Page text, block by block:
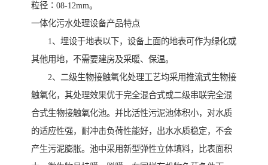
粒径∶08-12mm。
一体化污水处理设备产品特点
1、埋设于地表以下，设备上面的地表可作为绿化或
其他用地，不需要建房及采暖、保温。
2、二级生物接触氧化处理工艺均采用推流式生物接
触氧化，其处理效果优于完全混合式或二级串联完全混
合式生物接触氧化池。并比活性污泥池体积小，对水质
的适应性强，耐冲击负荷性能好，出水水质稳定，不会
产生污泥膨胀。池中采用新型弹性立体填料，比表面积